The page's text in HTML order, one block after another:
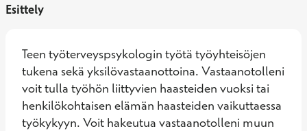
Esittely
Teen työterveyspsykologin työtä työyhteisöjen
tukena sekä yksilövastaanottoina. Vastaanotolleni
voit tulla työhön liittyvien haasteiden vuoksi tai
henkilökohtaisen elämän haasteiden vaikuttaessa
työkykyyn. Voit hakeutua vastaanotolleni muun